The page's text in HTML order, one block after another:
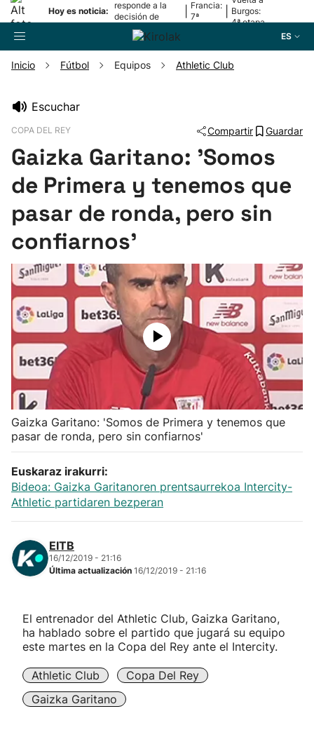
Hoy es noticia:
responde a la
decisión de
Oriamendi
Francia:
7ª
Burgos:
4ª etapa
ES
Pelota
Remo
Ciclismo
Herri-kirolak
Balonmano
Kirolak 360
Atletismo
Carreras de montaña
"Helmuga"
Inicio Fútbol Equipos Athletic Club
Escuchar
COPA DEL REY Compartir Guardar
Gaizka Garitano: 'Somos
de Primera y tenemos que
pasar de ronda, pero sin
confiarnos'
Gaizka Garitano: 'Somos de Primera y tenemos que
pasar de ronda, pero sin confiarnos'
Euskaraz irakurri:
Bideoa: Gaizka Garitanoren prentsaurrekoa Intercity-
Athletic partidaren bezperan
EITB
16/12/2019 - 21:16
Última actualización 16/12/2019 - 21:16
El entrenador del Athletic Club, Gaizka Garitano,
ha hablado sobre el partido que jugará su equipo
este martes en la Copa del Rey ante el Intercity.
Athletic Club
Copa Del Rey
Gaizka Garitano